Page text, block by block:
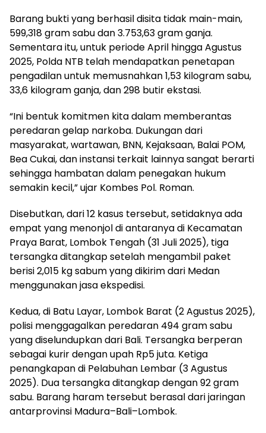
Barang bukti yang berhasil disita tidak main-main,
599,318 gram sabu dan 3.753,63 gram ganja.
Sementara itu, untuk periode April hingga Agustus
2025, Polda NTB telah mendapatkan penetapan
pengadilan untuk memusnahkan 1,53 kilogram sabu,
33,6 kilogram ganja, dan 298 butir ekstasi.
“Ini bentuk komitmen kita dalam memberantas
peredaran gelap narkoba. Dukungan dari
masyarakat, wartawan, BNN, Kejaksaan, Balai POM,
Bea Cukai, dan instansi terkait lainnya sangat berarti
sehingga hambatan dalam penegakan hukum
semakin kecil,” ujar Kombes Pol. Roman.
Disebutkan, dari 12 kasus tersebut, setidaknya ada
empat yang menonjol di antaranya di Kecamatan
Praya Barat, Lombok Tengah (31 Juli 2025), tiga
tersangka ditangkap setelah mengambil paket
berisi 2,015 kg sabum yang dikirim dari Medan
menggunakan jasa ekspedisi.
Kedua, di Batu Layar, Lombok Barat (2 Agustus 2025),
polisi menggagalkan peredaran 494 gram sabu
yang diselundupkan dari Bali. Tersangka berperan
sebagai kurir dengan upah Rp5 juta. Ketiga
penangkapan di Pelabuhan Lembar (3 Agustus
2025). Dua tersangka ditangkap dengan 92 gram
sabu. Barang haram tersebut berasal dari jaringan
antarprovinsi Madura–Bali–Lombok.